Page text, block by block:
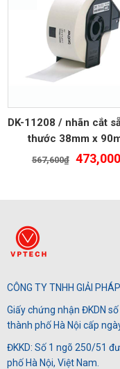
DK-11208 / nhãn cắt
thước 38mm x
567,600₫
Giá
473,000
CÔNG TY TNHH GIẢI
Giấy chứng nhận ĐKDN
thành phố Hà Nội cấp
ĐKKD: Số 1 ngõ 250/51
phố Hà Nội, Việt Nam.